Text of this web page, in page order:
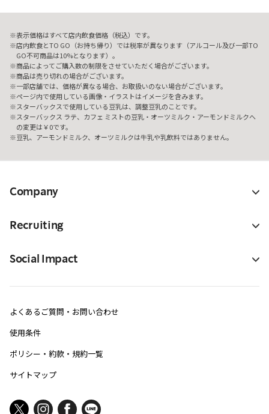
表示価格はすべて店内飲食価格（税込）です。
店内飲食とTO GO（お持ち帰り）では税率が異なります（アルコール及び一部TO
GO不可商品は10%となります）。
商品によってご購入数の制限をさせていただく場合がございます。
商品は売り切れの場合がございます。
一部店舗では、価格が異なる場合、お取扱いのない場合がございます。
ページ内で使用している画像・イラストはイメージを含みます。
スターバックスで使用している豆乳は、調整豆乳のことです。
スターバックス ラテ、カフェ ミストの豆乳・オーツミルク・アーモンドミルクへ
の変更は￥0です。
豆乳、アーモンドミルク、オーツミルクは牛乳や乳飲料ではありません。
Company
Recruiting
Social Impact
よくあるご質問・お問い合わせ
使用条件
ポリシー・約款・規約一覧
サイトマップ